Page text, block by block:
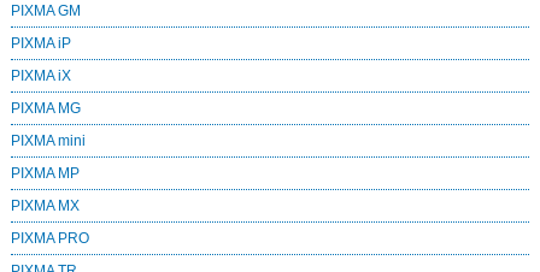
PIXMA GM
PIXMA iP
PIXMA iX
PIXMA MG
PIXMA mini
PIXMA MP
PIXMA MX
PIXMA PRO